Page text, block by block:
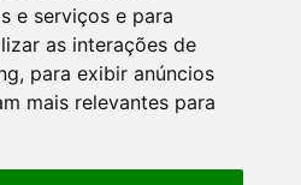
e serviços e para
as interações de
, para exibir anúncios
mais relevantes para
feira de 12h às 19h.
pelo Fale Conosco.